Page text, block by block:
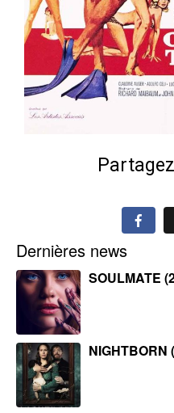
Dernières news
SOULMATE
NIGHTBORN